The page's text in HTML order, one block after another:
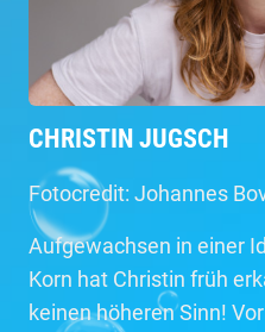
CHRISTIN JUGSCH
Fotocredit: Johannes
Aufgewachsen in einer
Korn hat Christin früh
keinen höheren Sinn!